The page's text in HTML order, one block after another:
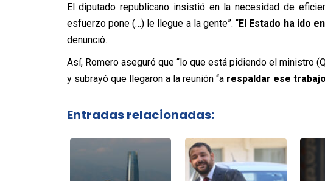
El diputado republicano insistió en la necesidad de
esfuerzo pone (…) le llegue a la gente”. “El Estado ha ido
denunció.
Así, Romero aseguró que “lo que está pidiendo el ministro
y subrayó que llegaron a la reunión “arespaldar ese trabajo
Entradas relacionadas: